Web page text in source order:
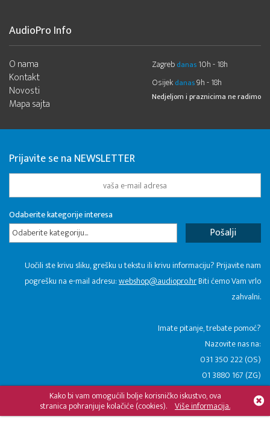
Kako bi vam omogućili bolje korisničko iskustvo, ova
stranica pohranjuje kolačiće (cookies). Više informacija.
AudioPro Info
O nama
Kontakt
Novosti
Mapa sajta
Zagreb danas 10h - 18h
Osijek danas9h - 18h
Nedjeljom i praznicima ne radimo
Prijavite se na NEWSLETTER
Odaberite kategorije interesa
Odaberite kategoriju...
Uočili ste krivu sliku, grešku u tekstu ili krivu informaciju? Prijavite nam
pogrešku na e-mail adresu:webshop@audiopro.hrBiti ćemo Vam vrlo
zahvalni.
​Imate pitanje, trebate pomoć?
Nazovite nas na:
031 350 222 (OS)
01 3880 167 (ZG)